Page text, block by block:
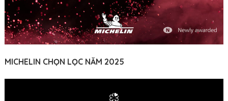
MICHELIN CHỌN LỌC NĂM 2025